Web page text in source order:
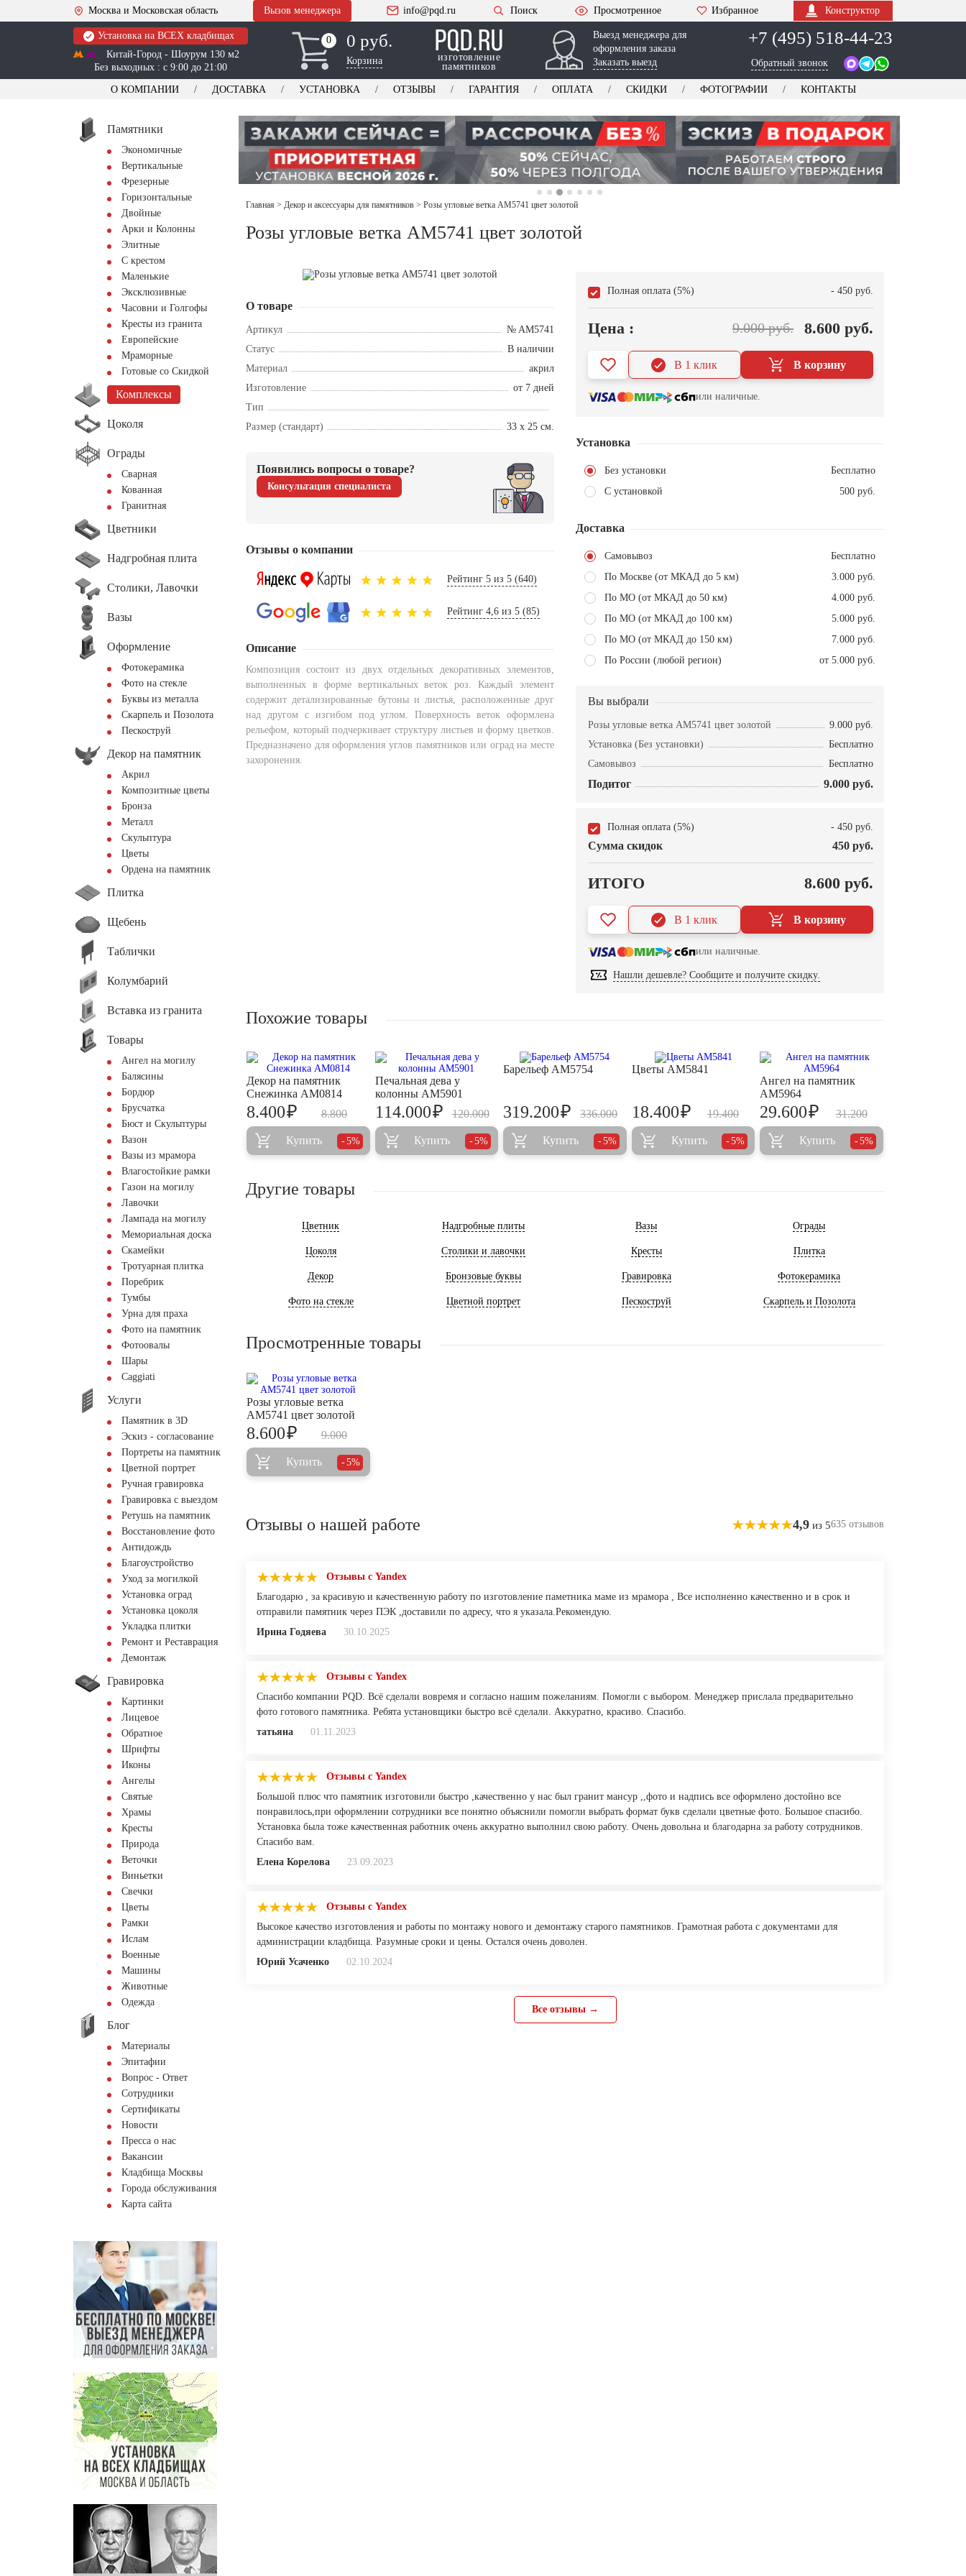
Москва и Московская область Вызов менеджера info@pqd.ru Поиск Просмотренное Избранное Конструктор
Установка на ВСЕХ кладбищах
Китай-Город - Шоурум 130 м2
Без выходных : с 9:00 до 21:00
0
0 0 руб.
Корзина
изготовление
памятников
Выезд менеджера для
оформления заказа
Заказать выезд
+7 (495) 518-44-23
Обратный звонок
О КОМПАНИИ ДОСТАВКА УСТАНОВКА ОТЗЫВЫ ГАРАНТИЯ ОПЛАТА СКИДКИ ФОТОГРАФИИ КОНТАКТЫ
Памятники
Экономичные
Вертикальные
Фрезерные
Горизонтальные
Двойные
Арки и Колонны
Элитные
С крестом
Маленькие
Эксклюзивные
Часовни и Голгофы
Кресты из гранита
Европейские
Мраморные
Готовые со Скидкой
Комплексы
Цоколя
Ограды
Сварная
Кованная
Гранитная
Цветники
Надгробная плита
Столики, Лавочки
Вазы
Оформление
Фотокерамика
Фото на стекле
Буквы из металла
Скарпель и Позолота
Пескоструй
Декор на памятник
Акрил
Композитные цветы
Бронза
Металл
Скульптура
Цветы
Ордена на памятник
Плитка
Щебень
Таблички
Колумбарий
Вставка из гранита
Товары
Ангел на могилу
Балясины
Бордюр
Брусчатка
Бюст и Скульптуры
Вазон
Вазы из мрамора
Влагостойкие рамки
Газон на могилу
Лавочки
Лампада на могилу
Мемориальная доска
Скамейки
Тротуарная плитка
Поребрик
Тумбы
Урна для праха
Фото на памятник
Фотоовалы
Шары
Сaggiati
Услуги
Памятник в 3D
Эскиз - согласование
Портреты на памятник
Цветной портрет
Ручная гравировка
Гравировка с выездом
Ретушь на памятник
Восстановление фото
Антидождь
Благоустройство
Уход за могилкой
Установка оград
Установка цоколя
Укладка плитки
Ремонт и Реставрация
Демонтаж
Гравировка
Картинки
Лицевое
Обратное
Шрифты
Иконы
Ангелы
Святые
Храмы
Кресты
Природа
Веточки
Виньетки
Свечки
Цветы
Рамки
Ислам
Военные
Машины
Животные
Одежда
Блог
Материалы
Эпитафии
Вопрос - Ответ
Сотрудники
Сертификаты
Новости
Пресса о нас
Вакансии
Кладбища Москвы
Города обслуживания
Карта сайта
Главная > Декор и аксессуары для памятников > Розы угловые ветка AM5741 цвет золотой
Розы угловые ветка AM5741 цвет золотой
О товаре
Артикул
№ AM5741
Статус
В наличии
Материал
акрил
Изготовление
от 7 дней
Тип
Размер (стандарт)
33 х 25 см.
Появились вопросы о товаре?
Консультация специалиста
Отзывы о компании
Рейтинг 5 из 5 (640)
Рейтинг 4,6 из 5 (85)
Описание
Композиция состоит из двух отдельных декоративных элементов,
выполненных в форме вертикальных веток роз. Каждый элемент
содержит детализированные бутоны и листья, расположенные друг
над другом с изгибом под углом. Поверхность веток оформлена
рельефом, который подчеркивает структуру листьев и форму цветков.
Предназначено для оформления углов памятников или оград на месте
захоронения.
Полная оплата (5%) - 450 руб.
Цена : 9.000 руб. 8.600 руб.
В корзину
В 1 клик
или наличные.
Установка
Без установки
Бесплатно
С установкой
500 руб.
Доставка
Самовывоз
Бесплатно
По Москве (от МКАД до 5 км)
3.000 руб.
По МО (от МКАД до 50 км)
4.000 руб.
По МО (от МКАД до 100 км)
5.000 руб.
По МО (от МКАД до 150 км)
7.000 руб.
По России (любой регион)
от 5.000 руб.
Вы выбрали
Розы угловые ветка AM5741 цвет золотой
9.000 руб.
Установка (Без установки)
Бесплатно
Самовывоз
Бесплатно
Подитог 9.000 руб.
Полная оплата (5%) - 450 руб.
Сумма скидок 450 руб.
ИТОГО 8.600 руб.
В корзину
В 1 клик
или наличные.
Нашли дешевле? Сообщите и получите скидку.
Похожие товары
Декор на памятник
Снежинка AM0814
8.800
8.400₽
Купить 5%
Печальная дева у
колонны AM5901
120.000
114.000₽
Купить 5%
Барельеф AM5754
336.000
319.200₽
Купить 5%
Цветы AM5841
19.400
18.400₽
Купить 5%
Ангел на памятник
AM5964
31.200
29.600₽
Купить 5%
Другие товары
Цветник Надгробные плиты Вазы Ограды
Цоколя Столики и лавочки Кресты Плитка
Декор Бронзовые буквы Гравировка Фотокерамика
Фото на стекле Цветной портрет Пескоструй Скарпель и Позолота
Просмотренные товары
Розы угловые ветка
AM5741 цвет золотой
9.000
8.600₽
Купить 5%
Отзывы о нашей работе 4,9 из 5635 отзывов
Отзывы с Yandex
Благодарю , за красивую и качественную работу по изготовление паметника маме из мрамора , Все исполненно качественно и в срок и
отправили памятник через ПЭК ,доставили по адресу, что я указала.Рекомендую.
Ирина Годяева
30.10.2025
Отзывы с Yandex
Спасибо компании PQD. Всё сделали вовремя и согласно нашим пожеланиям. Помогли с выбором. Менеджер прислала предварительно
фото готового памятника. Ребята установщики быстро всё сделали. Аккуратно, красиво. Спасибо.
татьяна
01.11.2023
Отзывы с Yandex
Большой плюс что памятник изготовили быстро ,качественно у нас был гранит мансур ,,фото и надпись все оформлено достойно все
понравилось,при оформлении сотрудники все понятно объяснили помогли выбрать формат букв сделали цветные фото. Большое спасибо.
Установка была тоже качественная работник очень аккуратно выполнил свою работу. Очень довольна и благодарна за работу сотрудников.
Спасибо вам.
Елена Корелова
23.09.2023
Отзывы с Yandex
Высокое качество изготовления и работы по монтажу нового и демонтажу старого памятников. Грамотная работа с документами для
администрации кладбища. Разумные сроки и цены. Остался очень доволен.
Юрий Усаченко
02.10.2024
Все отзывы →